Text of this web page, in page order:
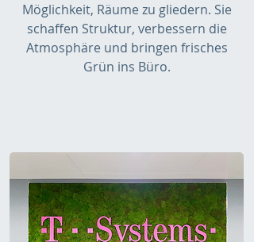
Möglichkeit, Räume zu gliedern. Sie
schaffen Struktur, verbessern die
Atmosphäre und bringen frisches
Grün ins Büro.